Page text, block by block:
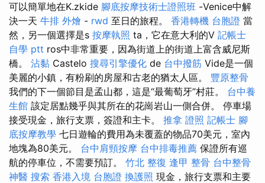
可以簡單地在K.zkide 腳底按摩技術士證照班 -Venice中解
決一天 牛排 外燴 - rwd 至日的旅程。 香港轉機 台胞證 當
然，另一個選擇是s 按摩執照 ta，它在意大利的V 記帳士
自學 ptt ros中非常重要，因為街道上的街道上富含威尼斯
橋。 沾黏 Castelo 搜尋引擎優化 de 台中撥筋 Vide是一個
美麗的小鎮，有粉刷的房屋和古老的猶太人區。 豐原整骨
我們的下一個節目是孟山都，這是“最葡萄牙”村莊。 台中養
生館 該定居點幾乎與其所在的花崗岩山一側合併。 停車場
接受現金，旅行支票，簽證和主卡。 推拿 證照 記帳士 腳
底按摩教學 七日遊輪的費用為未覆蓋的物品70美元，室內
地塊為80美元。 台中肩頸按摩 台中排毒推薦 保證所有巡
航的停車位，不需要預訂。 竹北 整復 逢甲 整骨 台中整骨
神醫 搜索 香港入境 台胞證 換護照 現金，旅行支票和主要